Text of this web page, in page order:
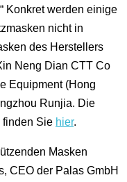
Konkret werden einige
nicht in
des Herstellers
Neng Dian CTT Co
Equipment (Hong
Runjia. Die
Sie hier.
Masken
CEO der Palas GmbH